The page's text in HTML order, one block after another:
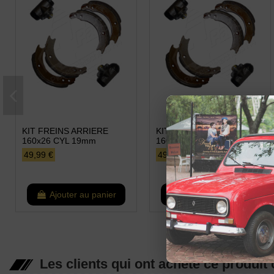
KIT FREINS ARRIERE
160x26 CYL 19mm
49,99 €
Ajouter au panier
KIT FREINS ARRIERE
160x26 CYL 20,6mm
49,99 €
Ajouter au panier
Les clients qui ont acheté ce produit